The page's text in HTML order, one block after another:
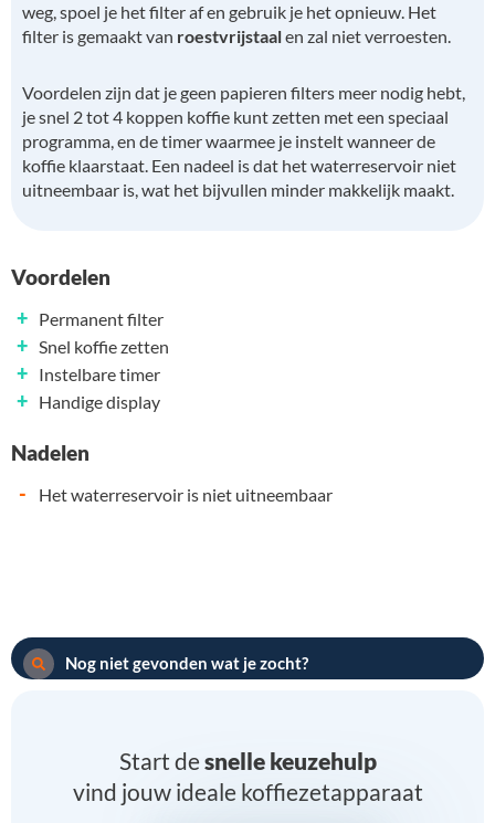
weg, spoel je het filter af en gebruik je het opnieuw. Het
filter is gemaakt van roestvrijstaalen zal niet verroesten.
Voordelen zijn dat je geen papieren filters meer nodig hebt,
je snel 2 tot 4 koppen koffie kunt zetten met een speciaal
programma, en de timer waarmee je instelt wanneer de
koffie klaarstaat. Een nadeel is dat het waterreservoir niet
uitneembaar is, wat het bijvullen minder makkelijk maakt.
Voordelen
+ Permanent filter
+ Snel koffie zetten
+ Instelbare timer
+ Handige display
Nadelen
- Het waterreservoir is niet uitneembaar
Nog niet gevonden wat je zocht?
Start desnelle keuzehulp
vind jouw ideale koffiezetapparaat